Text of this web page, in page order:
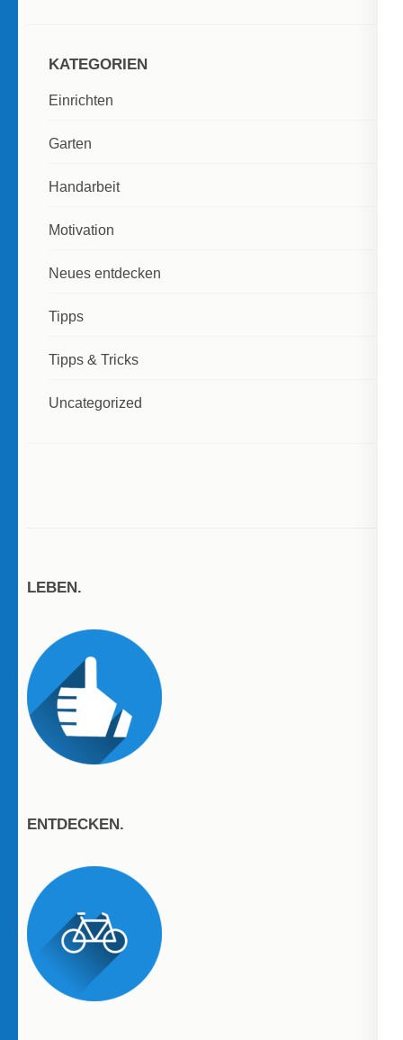
KATEGORIEN
Einrichten
Garten
Handarbeit
Motivation
Neues entdecken
Tipps
Tipps & Tricks
Uncategorized
LEBEN.
ENTDECKEN.